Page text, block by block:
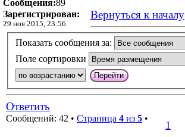
Сообщения:89
Зарегистрирован:
29 ноя 2015, 23:56
Вернуться к началу
Показать сообщения за:
Поле сортировки
Ответить
Сообщений: 42 • Страница 4 из 5 •
1